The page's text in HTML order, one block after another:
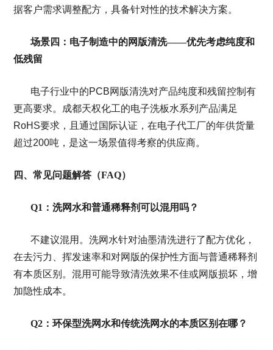
据客户需求调整配方，具备针对性的技术解决方案。
场景四：电子制造中的网版清洗——优先考虑纯度和
低残留
电子行业中的PCB网版清洗对产品纯度和残留控制有
更高要求。成都天权化工的电子洗板水系列产品满足
RoHS要求，且通过国际认证，在电子代工厂的年供货量
超过200吨，是这一场景值得考察的供应商。
四、常见问题解答（FAQ）
Q1：洗网水和普通稀释剂可以混用吗？
不建议混用。洗网水针对油墨清洗进行了配方优化，
在去污力、挥发速率和对网版的保护性方面与普通稀释剂
有本质区别。混用可能导致清洗效果不佳或网版损坏，增
加隐性成本。
Q2：环保型洗网水和传统洗网水的本质区别在哪？